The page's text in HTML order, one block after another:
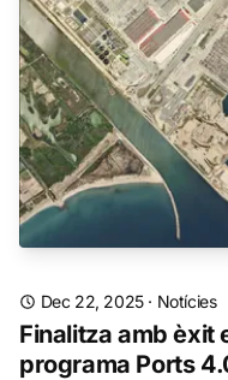
Dec 22, 2025· Notícies
Finalitza amb èxit
programa Ports